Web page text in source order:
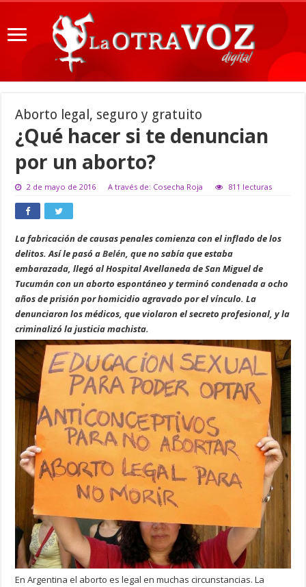
Aborto legal, seguro y gratuito
¿Qué hacer si te denuncian
por un aborto?
2 de mayo de 2016 A través de: Cosecha Roja 811 lecturas
La fabricación de causas penales comienza con el inflado de los
delitos. Así le pasó aBelén, que no sabía que estaba
embarazada, llegó al Hospital Avellaneda de San Miguel de
Tucumán con un aborto espontáneo y terminó condenada a ocho
años de prisión por homicidio agravado por el vínculo. La
denunciaron los médicos, que violaron el secreto profesional, y la
criminalizó la justicia machista.
En Argentina el aborto es legal en muchas circunstancias. La